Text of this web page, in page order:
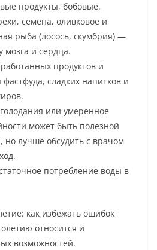
продукты, бобовые.
семена, оливковое и
рыба (лосось, скумбрия) —
мозга и сердца.
продуктов и
сладких напитков и
или умеренное
может быть полезной
но лучше обсудить с врачом
потребление воды в
как избежать ошибок
относится и
возможностей.